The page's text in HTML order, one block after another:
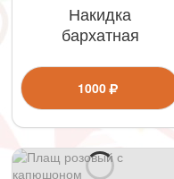
Накидка
бархатная
1000